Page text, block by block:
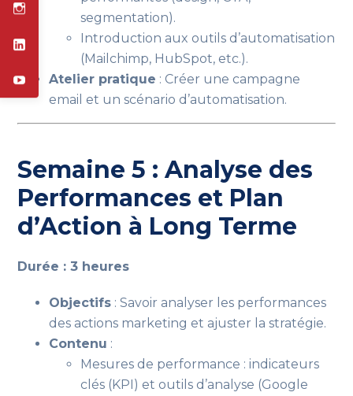
segmentation).
Introduction aux outils d’automatisation
(Mailchimp, HubSpot, etc.).
Atelier pratique : Créer une campagne
email et un scénario d’automatisation.
Semaine 5 : Analyse des
Performances et Plan
d’Action à Long Terme
Durée : 3 heures
Objectifs : Savoir analyser les performances
des actions marketing et ajuster la stratégie.
Contenu :
Mesures de performance : indicateurs
clés (KPI) et outils d’analyse (Google